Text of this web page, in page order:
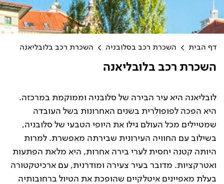
דף הבית השכרת רכב בסלובניה השכרת רכב בלובליאנה
השכרת רכב בלובליאנה
לובליאנה היא עיר הבירה של סלובניה וממוקמת במרכזה.
היא הפכה לפופולרית בשנים האחרונות בשל העובדה
שמטיילים מכל העולם גילו את היופי הטבעי של סלובניה,
בשילוב עם החוויה העירונית שבירתה מאפשרת. למרות
היותה קטנה יחסית לערי בירה אחרות, היא מלאת הפתעות
ואטרקציות. מדובר בעיר צעירה ומודרנית, עם ארכיטקטורה
בעלת מאפיינים איטלקיים שהופכת את הטיול ברחובותיה